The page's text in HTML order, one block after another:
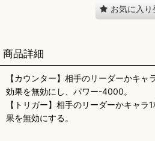
お気に入り
商品詳細
【カウンター】相手のリーダーかキャ
効果を無効にし、パワー-4000。
【トリガー】相手のリーダーかキャラ
果を無効にする。